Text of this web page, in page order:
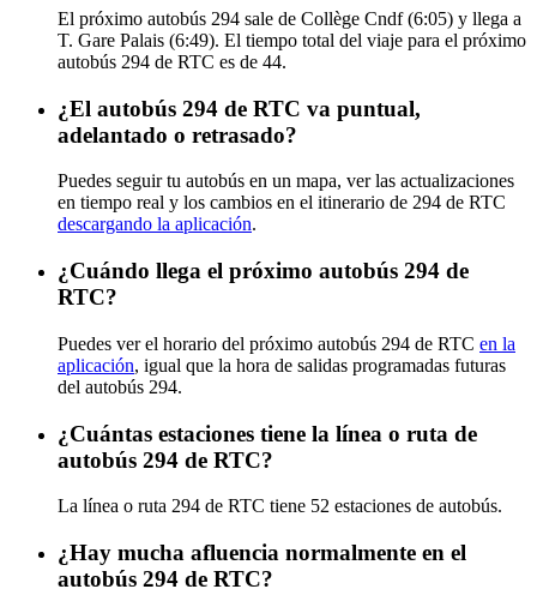
El próximo autobús 294 sale de Collège Cndf (6:05) y llega a
T. Gare Palais (6:49). El tiempo total del viaje para el próximo
autobús 294 de RTC es de 44.
¿El autobús 294 de RTC va puntual,
adelantado o retrasado?
Puedes seguir tu autobús en un mapa, ver las actualizaciones
en tiempo real y los cambios en el itinerario de 294 de RTC
descargando la aplicación.
¿Cuándo llega el próximo autobús 294 de
RTC?
Puedes ver el horario del próximo autobús 294 de RTC en la
aplicación, igual que la hora de salidas programadas futuras
del autobús 294.
¿Cuántas estaciones tiene la línea o ruta de
autobús 294 de RTC?
La línea o ruta 294 de RTC tiene 52 estaciones de autobús.
¿Hay mucha afluencia normalmente en el
autobús 294 de RTC?